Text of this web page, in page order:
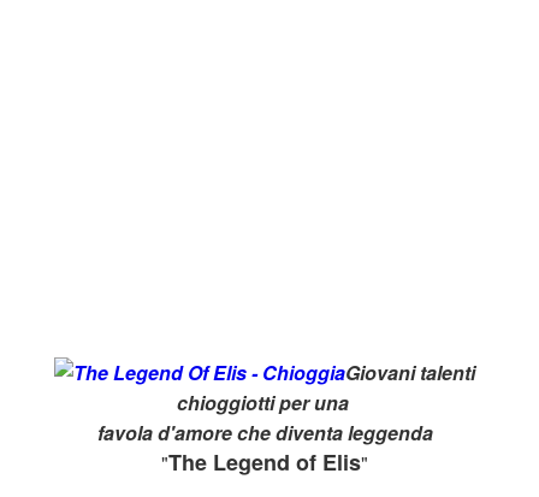
Giovani talenti
chioggiotti per una
favola d'amore che diventa leggenda
"The Legend of Elis"